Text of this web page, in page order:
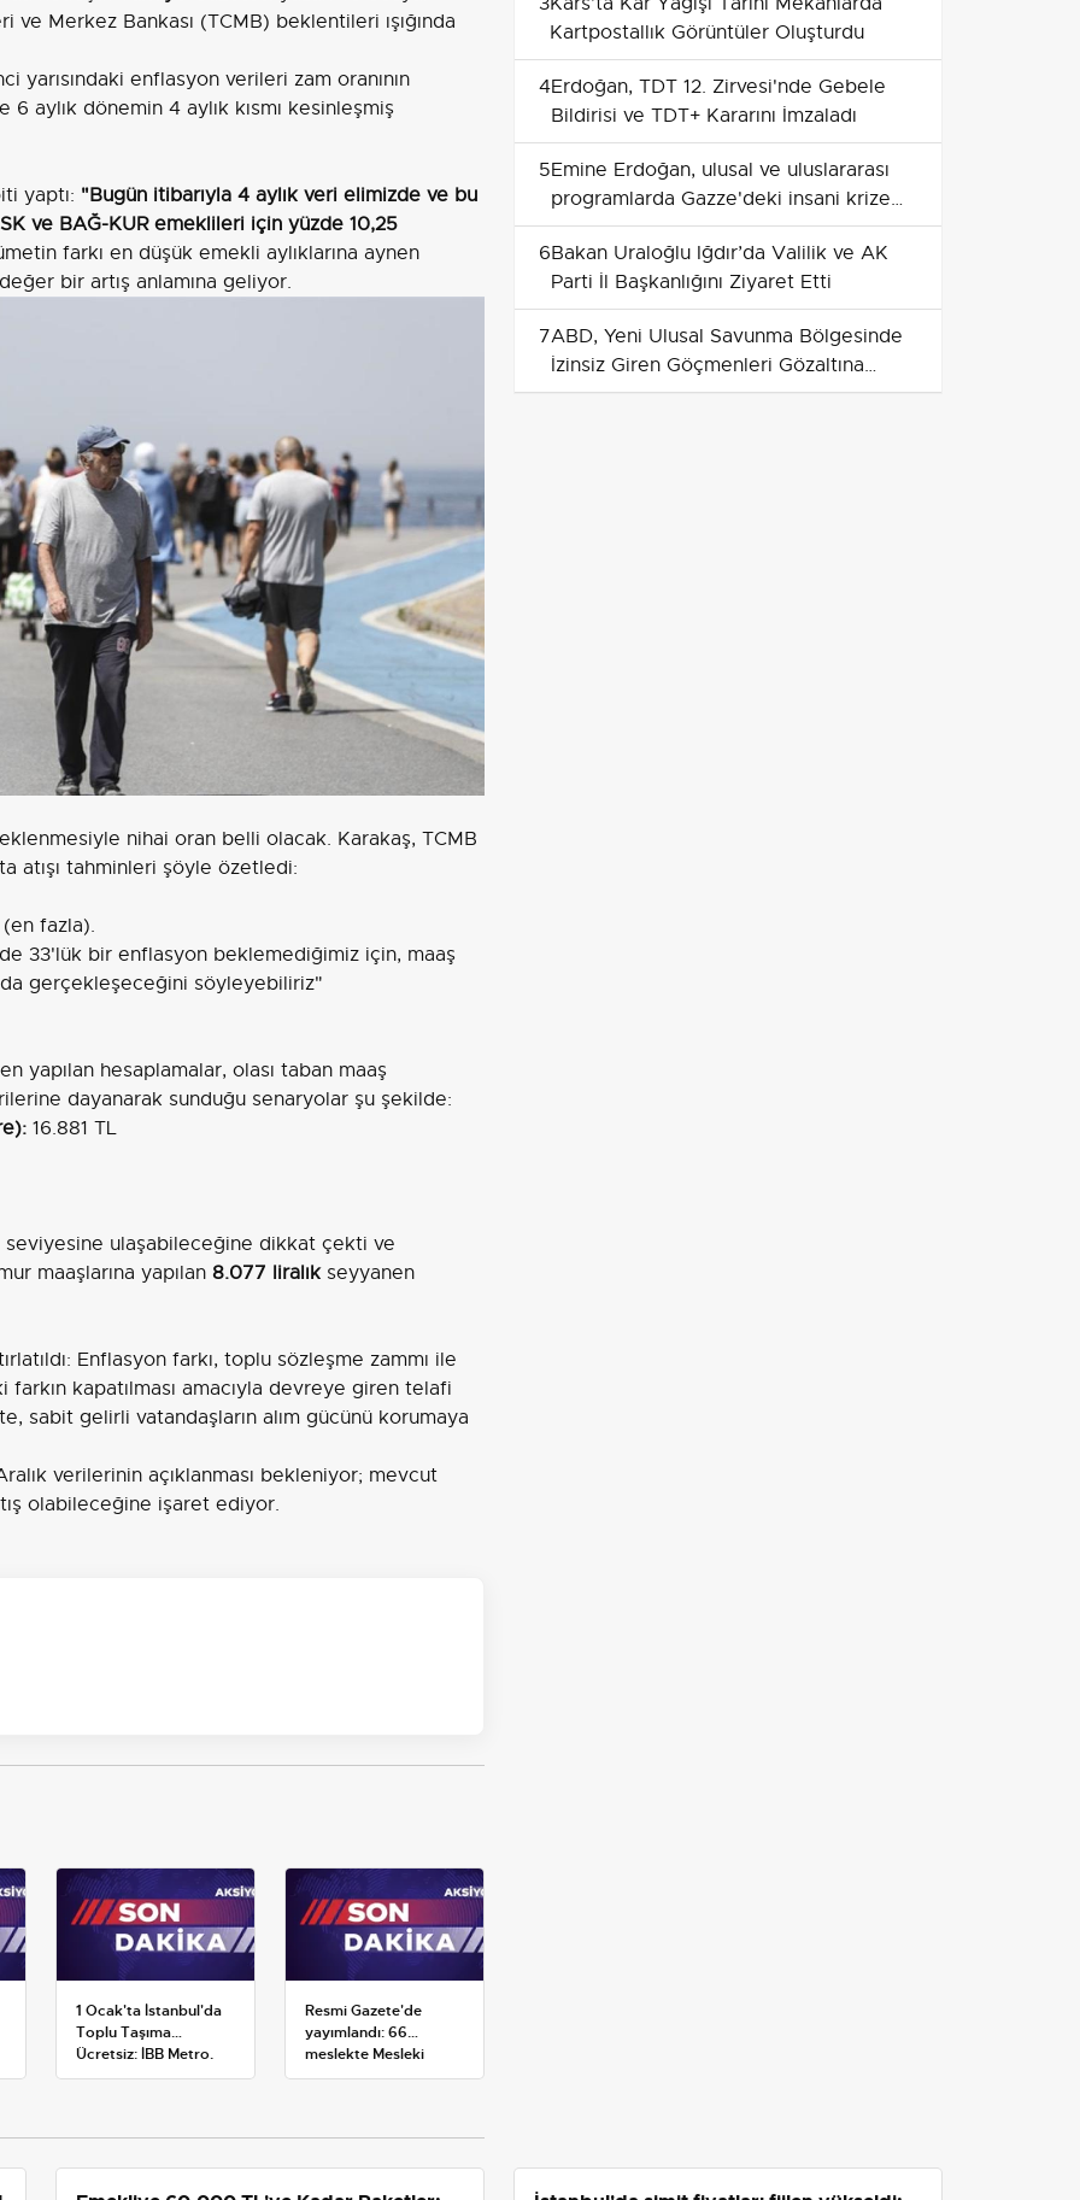
ve Merkez Bankası (TCMB) beklentileri ışığında
yarısındaki enflasyon verileri zam oranının
aylık dönemin 4 aylık kısmı kesinleşmiş
yaptı: "Bugün itibarıyla 4 aylık veri elimizde ve bu
ve BAĞ-KUR emeklileri için yüzde 10,25
farkı en düşük emekli aylıklarına aynen
bir artış anlamına geliyor.
nihai oran belli olacak. Karakaş, TCMB
atışı tahminleri şöyle özetledi:
fazla).
33'lük bir enflasyon beklemediğimiz için, maaş
gerçekleşeceğini söyleyebiliriz"
yapılan hesaplamalar, olası taban maaş
dayanarak sunduğu senaryolar şu şekilde:
16.881 TL
seviyesine ulaşabileceğine dikkat çekti ve
maaşlarına yapılan 8.077 liralıkseyyanen
Enflasyon farkı, toplu sözleşme zammı ile
kapatılması amacıyla devreye giren telafi
sabit gelirli vatandaşların alım gücünü korumaya
verilerinin açıklanması bekleniyor; mevcut
olabileceğine işaret ediyor.
1 Ocak'ta İstanbul'da
Toplu Taşıma
Ücretsiz: İBB Metro,
Metrobüs ve Otobüs
Resmi Gazete'de
yayımlandı: 66
meslekte Mesleki
Yeterlilik Belgesi
Kartpostallık Görüntüler Oluşturdu
4Erdoğan, TDT 12. Zirvesi'nde Gebele
Bildirisi ve TDT+ Kararını İmzaladı
5Emine Erdoğan, ulusal ve uluslararası
programlarda Gazze'deki insani krize
dikkat çekti
6Bakan Uraloğlu Iğdır’da Valilik ve AK
Parti İl Başkanlığını Ziyaret Etti
7ABD, Yeni Ulusal Savunma Bölgesinde
İzinsiz Giren Göçmenleri Gözaltına
Almaya Başladı